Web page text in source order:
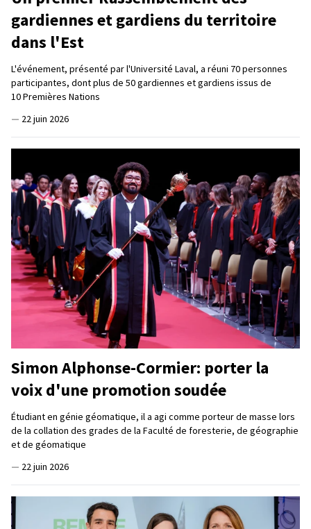
gardiennes et gardiens du territoire
dans l'Est
L'événement, présenté par l'Université Laval, a réuni 70 personnes
participantes, dont plus de 50 gardiennes et gardiens issus de
10 Premières Nations
— 22 juin 2026
Simon Alphonse-Cormier: porter la
voix d'une promotion soudée
Étudiant en génie géomatique, il a agi comme porteur de masse lors
de la collation des grades de la Faculté de foresterie, de géographie
et de géomatique
— 22 juin 2026